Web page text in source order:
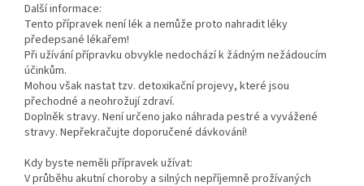
Další informace:
Tento přípravek není lék a nemůže proto nahradit léky
předepsané lékařem!
Při užívání přípravku obvykle nedochází k žádným nežádoucím
účinkům.
Mohou však nastat tzv. detoxikační projevy, které jsou
přechodné a neohrožují zdraví.
Doplněk stravy. Není určeno jako náhrada pestré a vyvážené
stravy. Nepřekračujte doporučené dávkování!
Kdy byste neměli přípravek užívat:
V průběhu akutní choroby a silných nepříjemně prožívaných